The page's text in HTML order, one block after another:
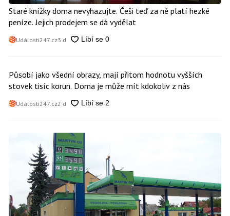
Staré knížky doma nevyhazujte. Češi teď za ně platí hezké
peníze. Jejich prodejem se dá vydělat
Události247.cz3 d
Působí jako všední obrazy, mají přitom hodnotu vyšších
stovek tisíc korun. Doma je může mít kdokoliv z nás
Události247.cz2 d